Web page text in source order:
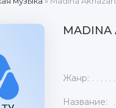
MADINA
Жанр:
Название: